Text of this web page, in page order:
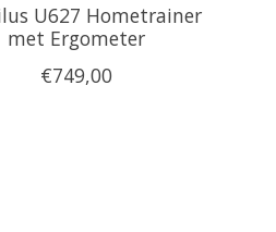
U627 Hometrainer
met Ergometer
€749,00